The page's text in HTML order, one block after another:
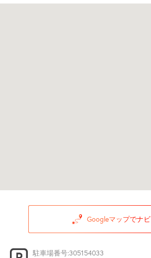
Googleマップでナビ
駐車場番号:305154033